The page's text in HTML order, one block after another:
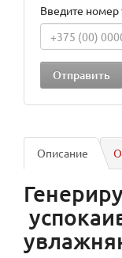
Введите
Описание